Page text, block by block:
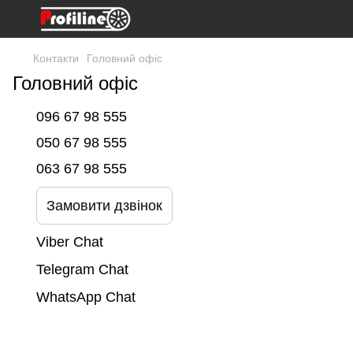
Контакти Головний офіс
Головний офіс
096 67 98 555
050 67 98 555
063 67 98 555
Замовити дзвінок
Viber Chat
Telegram Chat
WhatsApp Chat